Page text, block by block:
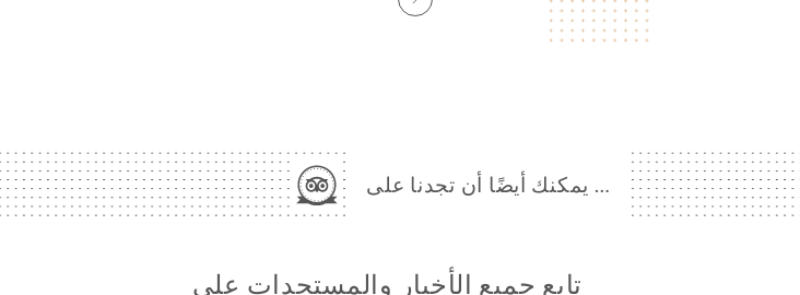
… يمكنك أيضًا أن تجدنا على
تابع جميع الأخبار والمستجدات على